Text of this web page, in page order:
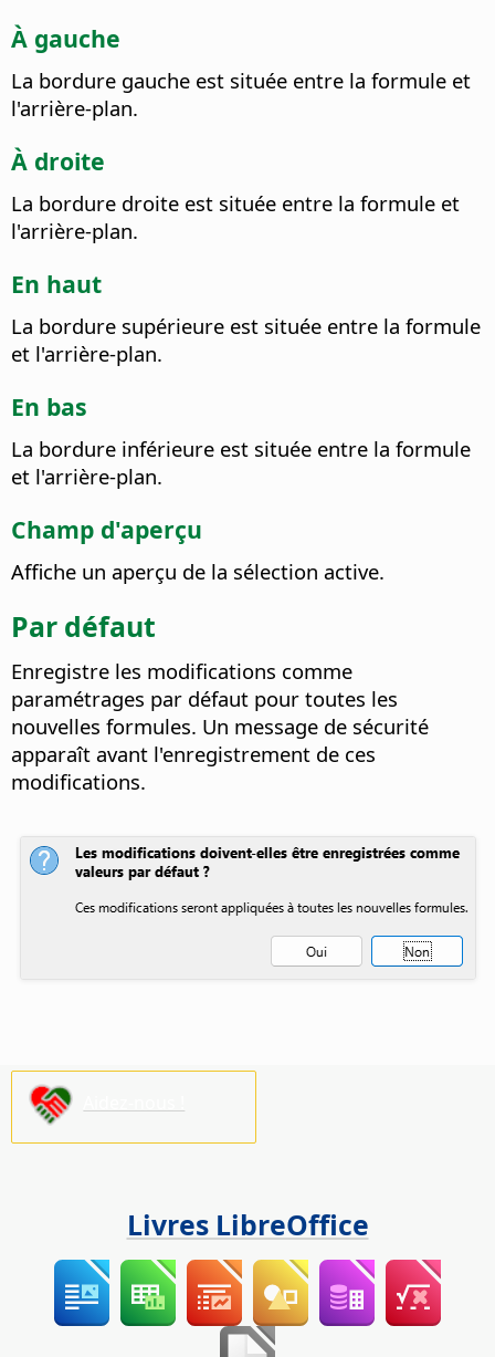
À gauche
La bordure gauche est située entre la formule et
l'arrière-plan.
À droite
La bordure droite est située entre la formule et
l'arrière-plan.
En haut
La bordure supérieure est située entre la formule
et l'arrière-plan.
En bas
La bordure inférieure est située entre la formule
et l'arrière-plan.
Champ d'aperçu
Affiche un aperçu de la sélection active.
Par défaut
Enregistre les modifications comme
paramétrages par défaut pour toutes les
nouvelles formules. Un message de sécurité
apparaît avant l'enregistrement de ces
modifications.
Livres LibreOffice